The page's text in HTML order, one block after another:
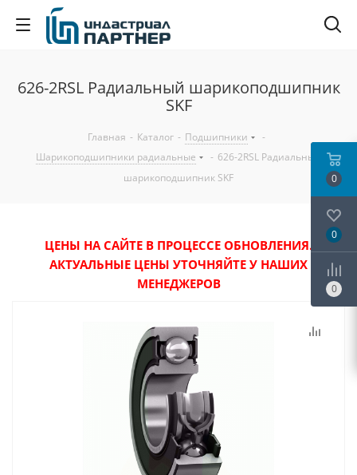
626-2RSL Радиальный шарикоподшипник
SKF
Главная - Каталог - Подшипники
-
Шарикоподшипники радиальные
- 626-2RSL Радиальный
шарикоподшипник SKF
ЦЕНЫ НА САЙТЕ В ПРОЦЕССЕ ОБНОВЛЕНИЯ.
АКТУАЛЬНЫЕ ЦЕНЫ УТОЧНЯЙТЕ У НАШИХ
МЕНЕДЖЕРОВ
0
0
0